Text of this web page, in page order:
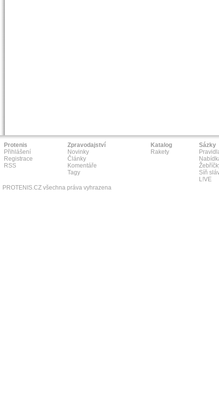
Protenis
Přihlášení
Registrace
RSS
Zpravodajství
Novinky
Články
Komentáře
Tagy
Katalog
Rakety
Sázky
Síň
L!VE
PROTENIS.CZ všechna práva vyhrazena